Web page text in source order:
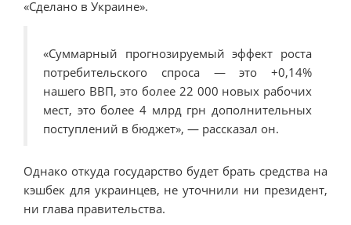
«Сделано в Украине».
«Суммарный прогнозируемый эффект роста
потребительского спроса — это +0,14%
нашего ВВП, это более 22 000 новых рабочих
мест, это более 4 млрд грн дополнительных
поступлений в бюджет», — рассказал он.
Однако откуда государство будет брать средства на
кэшбек для украинцев, не уточнили ни президент,
ни глава правительства.